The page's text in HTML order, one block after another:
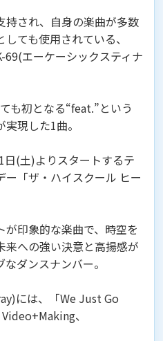
持され、自身の楽曲が多数
ても使用されている、
69(エーケーシックスティナ
も初となる“feat.”という
現した1曲。
日(土)よりスタートするテ
ー「ザ・ハイスクール ヒー
印象的な楽曲で、時空を
来への強い決意と高揚感が
ダンスナンバー。
には、「We Just Go
、